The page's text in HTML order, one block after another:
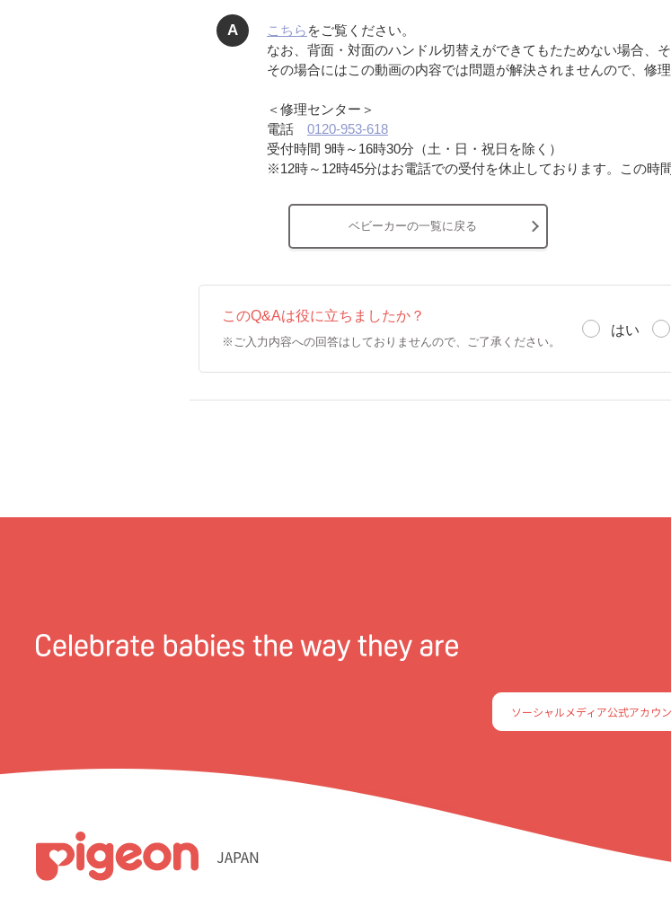
A こちら をご覧ください。
なお、背面・対面のハンドル切替えができてもたためない場合、
その場合にはこの動画の内容では問題が解決されませんので、修
＜修理センター＞
電話 0120-953-618
受付時間 9時～16時30分（土・日・祝日を除く）
※12時～12時45分はお電話での受付を休止しております。この時
ベビーカーの一覧に戻る
このQ&Aは役に立ちましたか？
※ご入力内容への回答はしておりませんので、ご了承ください。
はい
ソーシャルメディア公式アカウ
JAPAN